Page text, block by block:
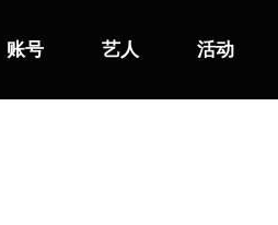
账号 艺人 活动